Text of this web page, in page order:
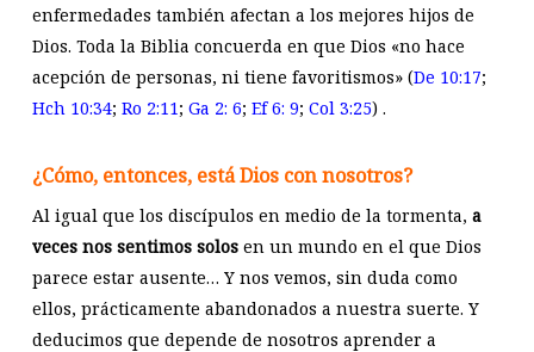
enfermedades también afectan a los mejores hijos de
Dios. Toda la Biblia concuerda en que Dios «no hace
acepción de personas, ni tiene favoritismos» (De 10:17;
Hch 10:34; Ro 2:11; Ga 2: 6; Ef 6: 9; Col 3:25) .
¿Cómo, entonces, está Dios con nosotros?
Al igual que los discípulos en medio de la tormenta, a
veces nos sentimos solosen un mundo en el que Dios
parece estar ausente… Y nos vemos, sin duda como
ellos, prácticamente abandonados a nuestra suerte. Y
deducimos que depende de nosotros aprender a